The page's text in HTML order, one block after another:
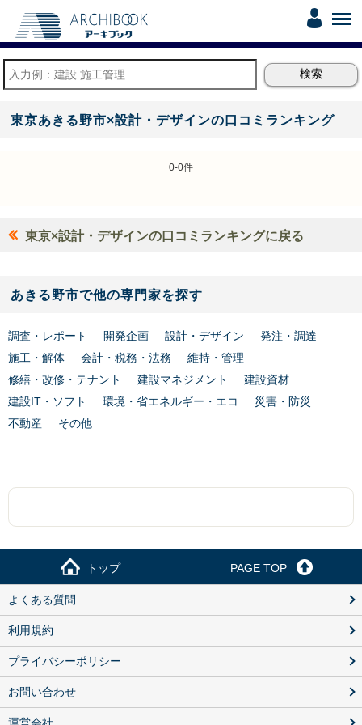
東京あきる野市×設計・デザインの口コミランキング
0-0件
東京×設計・デザインの口コミランキングに戻る
あきる野市で他の専門家を探す
調査・レポート 開発企画 設計・デザイン
発注・調達
施工・解体
会計・税務・法務
維持・管理
修繕・改修・テナント
建設マネジメント
建設資材
建設IT・ソフト
環境・省エネルギー・エコ
災害・防災
不動産
その他
トップ PAGE TOP
よくある質問
利用規約
プライバシーポリシー
お問い合わせ
運営会社